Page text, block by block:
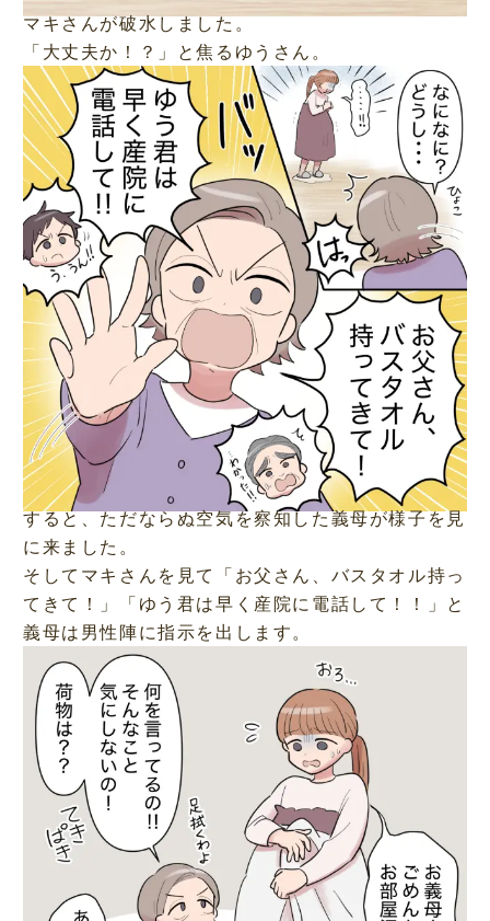
マキさんが破水しました。
「大丈夫か！？」と焦るゆうさん。
すると、ただならぬ空気を察知した義母が様子を見
に来ました。
そしてマキさんを見て「お父さん、バスタオル持っ
てきて！」「ゆう君は早く産院に電話して！！」と
義母は男性陣に指示を出します。